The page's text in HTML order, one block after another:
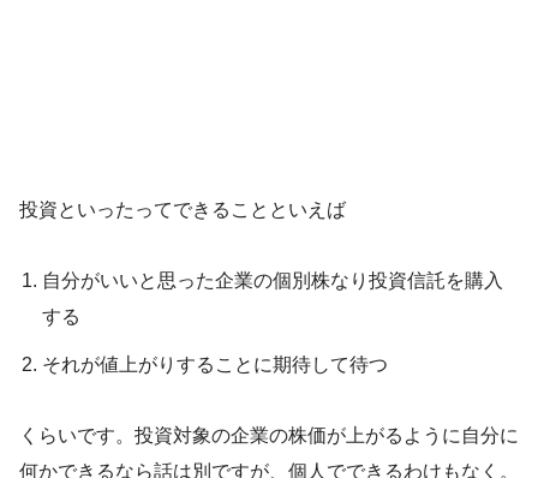
投資といったってできることといえば
自分がいいと思った企業の個別株なり投資信託を購入
する
それが値上がりすることに期待して待つ
くらいです。投資対象の企業の株価が上がるように自分に
何かできるなら話は別ですが、個人でできるわけもなく。